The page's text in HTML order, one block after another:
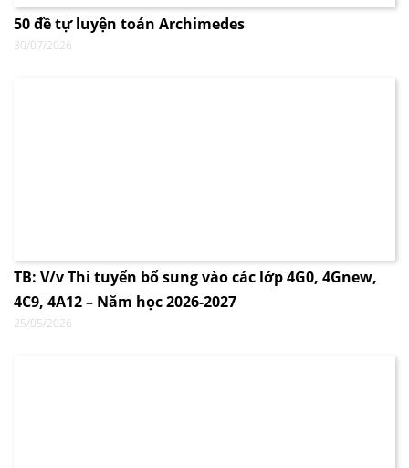
50 đề tự luyện toán Archimedes
30/07/2026
TB: V/v Thi tuyển bổ sung vào các lớp 4G0, 4Gnew,
4C9, 4A12 – Năm học 2026-2027
25/05/2026